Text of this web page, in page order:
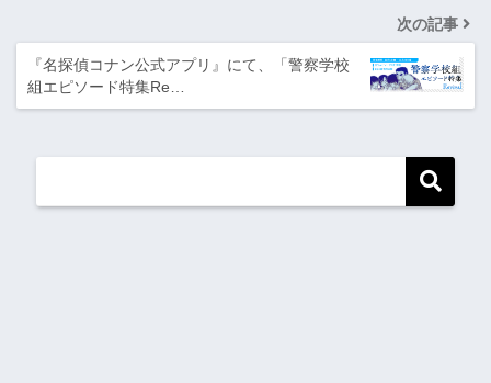
次の記事
『名探偵コナン公式アプリ』にて、「警察学校
組エピソード特集Re…